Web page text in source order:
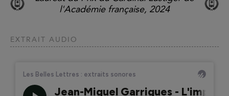
l'Académie française, 2024
EXTRAIT AUDIO